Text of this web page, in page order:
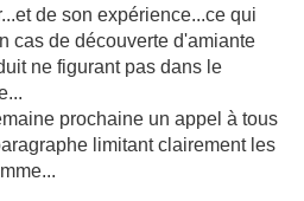
de son expérience...ce qui
cas de découverte d'amiante
ne figurant pas dans le
prochaine un appel à tous
limitant clairement les